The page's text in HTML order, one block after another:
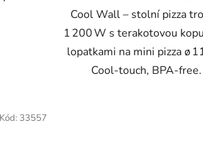
Cool Wall – stolní pizza
1 200 W s terakotovou
lopatkami na mini pizza ø
Cool-touch, BPA‑free.
33557